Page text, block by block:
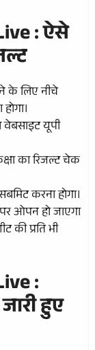
:ऐसे
के लिए नीचे
यूपी
का रिजल्ट चेक
करना होगा।
ओपन हो जाएगा
की प्रति भी
:
हुए